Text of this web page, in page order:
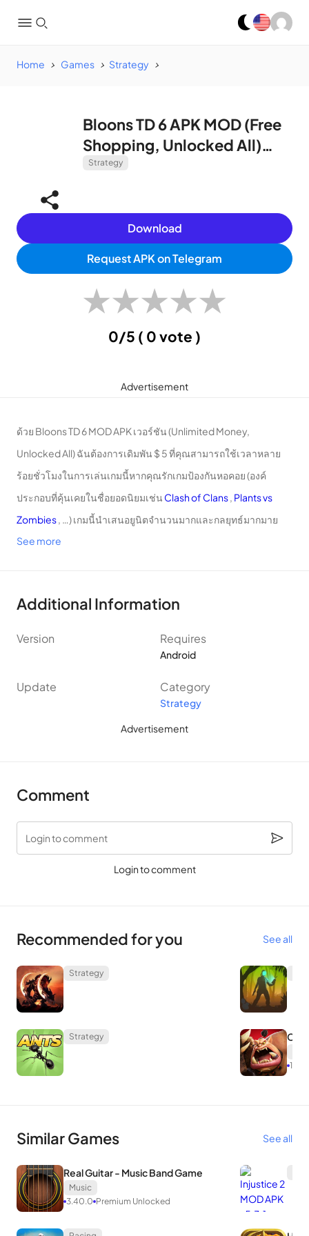
Home Games Strategy
Bloons TD 6 APK MOD (Free
Shopping, Unlocked All)
v30.2
Strategy
Download
Request APK on Telegram
★★★★★
0/5 ( 0 vote )
Advertisement
ด้วย Bloons TD 6 MOD APK เวอร์ชัน (Unlimited Money,
Unlocked All) ฉันต้องการเดิมพัน $ 5 ที่คุณสามารถใช้เวลาหลาย
ร้อยชั่วโมงในการเล่นเกมนี้หากคุณรักเกมป้องกันหอคอย (องค์
ประกอบที่คุ้นเคยในชื่อยอดนิยมเช่น Clash of Clans, Plants vs
Zombies, …) เกมนี้นำเสนอยูนิตจำนวนมากและกลยุทธ์มากมาย
สำหรับยูนิตของคุณและสิ่งที่น่าสนใจอื่น ๆ อีกมากมายรอคุณอยู่
See more
Additional Information
Version Requires
Android
Update Category
Strategy
Advertisement
Comment
Login to comment
Login to comment
Recommended for you See all
Strategy
Strategy Call
Similar Games See all
Real Guitar - Music Band Game
Music
3.40.0 Premium Unlocked